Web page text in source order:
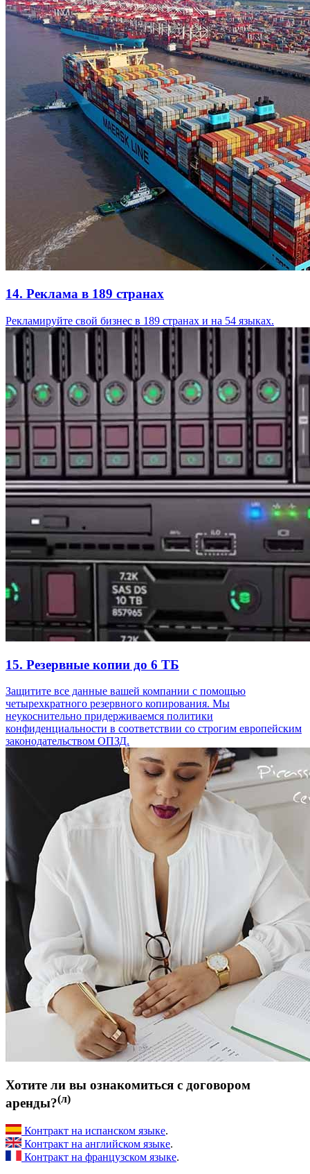
14. Реклама в 189 странах
Рекламируйте свой бизнес в 189 странах и на 54 языках.
15. Резервные копии до 6 ТБ
Защитите все данные вашей компании с помощью
четырехкратного резервного копирования. Мы
неукоснительно придерживаемся политики
конфиденциальности в соответствии со строгим европейским
законодательством ОПЗД.
Хотите ли вы ознакомиться с договором
аренды?(л)
Контракт на испанском языке.
Контракт на английском языке.
Контракт на французском языке.